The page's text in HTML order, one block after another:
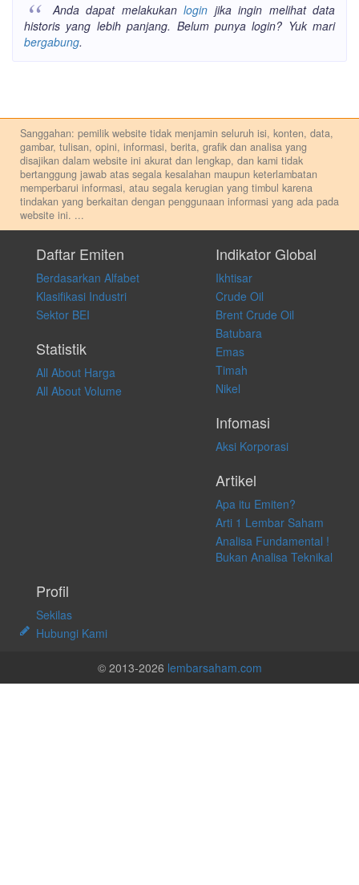
Anda dapat melakukanlogin jika ingin melihat data
historis yang lebih panjang. Belum punya login? Yuk mari
bergabung.
Sanggahan: pemilik website tidak menjamin seluruh isi, konten, data,
gambar, tulisan, opini, informasi, berita, grafik dan analisa yang
disajikan dalam website ini akurat dan lengkap, dan kami tidak
bertanggung jawab atas segala kesalahan maupun keterlambatan
memperbarui informasi, atau segala kerugian yang timbul karena
tindakan yang berkaitan dengan penggunaan informasi yang ada pada
website ini. ...
pribadi. Kami tidak memberi anjuran, saran, rekomendasi untuk
membeli, menjual atau melakukan aktivitas lain yang terkait dengan
transaksi perdagangan apapun, dan kami tidak bertanggung jawab
atas keputusan investasi yang dilakukan dalam kondisi dan situasi
apapun juga, yang diakibatkan secara langsung maupun tidak
langsung atas konten pada website ini.
Daftar Emiten
Berdasarkan Alfabet
Klasifikasi Industri
Sektor BEI
Statistik
All About Harga
All About Volume
Indikator Global
Ikhtisar
Crude Oil
Brent Crude Oil
Batubara
Emas
Timah
Nikel
Infomasi
Aksi Korporasi
Artikel
Apa itu Emiten?
Arti 1 Lembar Saham
Analisa Fundamental !
Bukan Analisa Teknikal
Profil
Sekilas
Hubungi Kami
© 2013-2026 lembarsaham.com